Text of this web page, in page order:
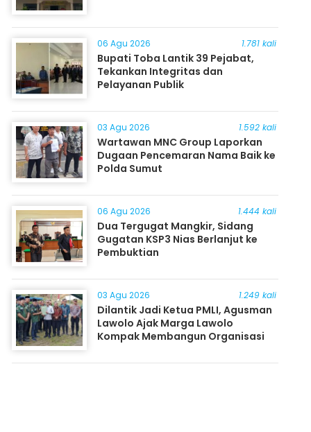
06 Agu 2026 1.781 kali
Bupati Toba Lantik 39 Pejabat,
Tekankan Integritas dan
Pelayanan Publik
03 Agu 2026 1.592 kali
Wartawan MNC Group Laporkan
Dugaan Pencemaran Nama Baik ke
Polda Sumut
06 Agu 2026 1.444 kali
Dua Tergugat Mangkir, Sidang
Gugatan KSP3 Nias Berlanjut ke
Pembuktian
03 Agu 2026 1.249 kali
Dilantik Jadi Ketua PMLI, Agusman
Lawolo Ajak Marga Lawolo
Kompak Membangun Organisasi